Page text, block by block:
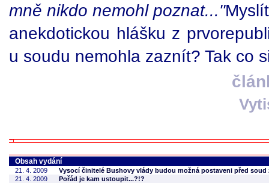
mně nikdo nemohl poznat..."
anekdotickou hlášku z
u soudu nemohla zaznít? Tak co
Obsah vydání
21. 4. 2009
Vysocí činitelé Bushovy vlády budou možná postaveni před soud
21. 4. 2009
Pořád je kam ustoupit...?!?